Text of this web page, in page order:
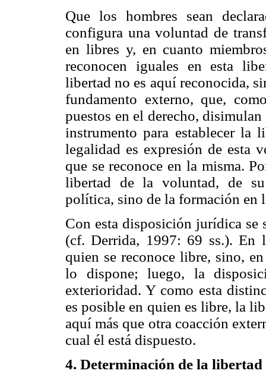
Que los hombres sean
configura una voluntad de
en libres y, en cuanto
reconocen iguales en esta
libertad no es aquí reconocida,
fundamento externo, que,
puestos en el derecho,
instrumento para establecer la
legalidad es expresión de esta
que se reconoce en la misma.
libertad de la voluntad, de
política, sino de la formación en
Con esta disposición jurídica se
(cf. Derrida, 1997: 69 ss.). En
quien se reconoce libre, sino,
lo dispone; luego, la
exterioridad. Y como esta
es posible en quien es libre, la
aquí más que otra coacción
cual él está dispuesto.
4. Determinación de la libertad